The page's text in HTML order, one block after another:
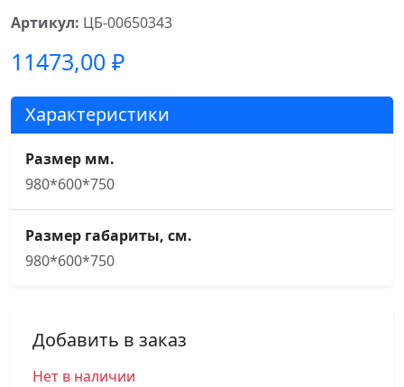
Артикул: ЦБ-00650343
11473,00 ₽
Характеристики
Размер мм.
980*600*750
Размер габариты, см.
980*600*750
Добавить в заказ
Нет в наличии